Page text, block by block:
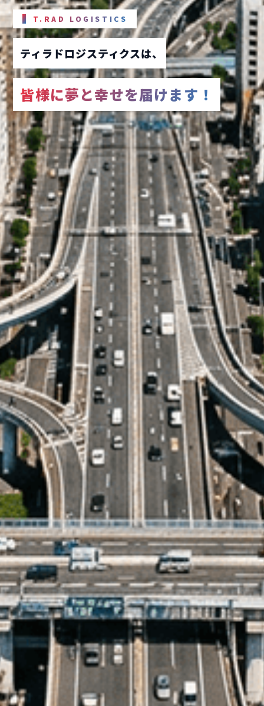
T.RAD LOGISTICS
ティラドロジスティクスは、
皆様に夢と幸せを届けます！